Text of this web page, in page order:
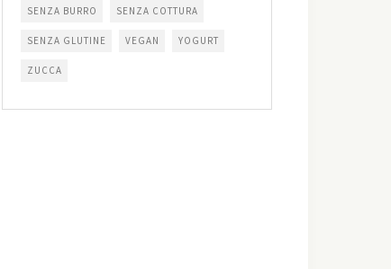
SENZA BURRO SENZA COTTURA
SENZA GLUTINE VEGAN YOGURT
ZUCCA